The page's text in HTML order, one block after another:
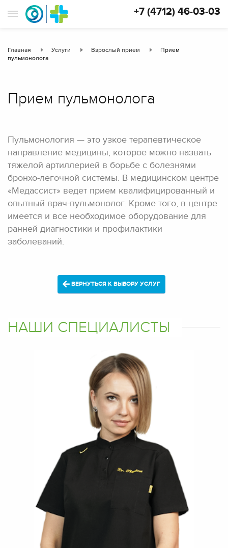
+7 (4712) 46-03-03
Главная Услуги Взрослый прием
Прием
пульмонолога
Прием пульмонолога
Пульмонология — это узкое терапевтическое
направление медицины, которое можно назвать
тяжелой артиллерией в борьбе с болезнями
бронхо-легочной системы. В медицинском центре
«Медассист» ведет прием квалифицированный и
опытный врач-пульмонолог. Кроме того, в центре
имеется и все необходимое оборудование для
ранней диагностики и профилактики
заболеваний.
ВЕРНУТЬСЯ К ВЫБОРУ УСЛУГ
НАШИ СПЕЦИАЛИСТЫ